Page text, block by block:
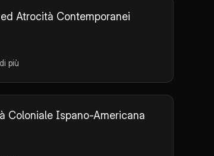
Atrocità Contemporanei
più
Coloniale Ispano-Americana